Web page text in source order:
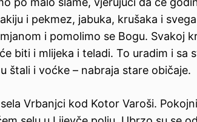
i pekmez, jabuka, krušaka i
i pomolimo se Bogu. Svakoj
biti i mlijeka i teladi. To uradim i sa
štali i voćke – nabraja stare običaje.
Vrbanjci kod Kotor Varoši.